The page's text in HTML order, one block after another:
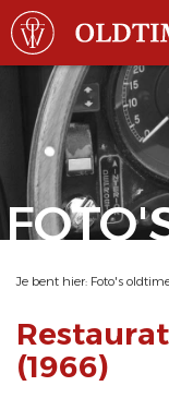
Je bent hier: Foto's
(1966)